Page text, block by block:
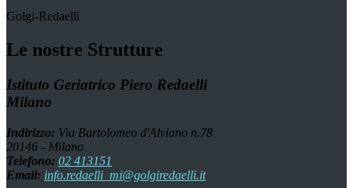
Golgi-Redaelli
Le nostre Strutture
Istituto Geriatrico Piero Redaelli
Milano
Indirizzo: Via Bartolomeo d'Alviano n.78
20146 - Milano
Telefono: 02 413151
Email: info.redaelli_mi@golgiredaelli.it